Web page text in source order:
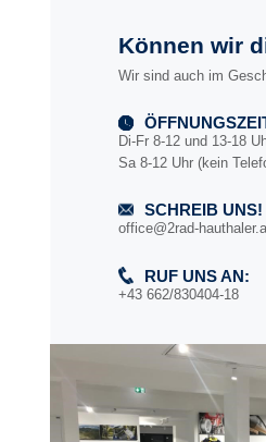
Können wir
Wir sind auch im
Di-Fr 8-12 und 13-18
Sa 8-12 Uhr (kein
SCHREIB UNS!
office@2rad-
RUF UNS AN:
+43 662/830404-18